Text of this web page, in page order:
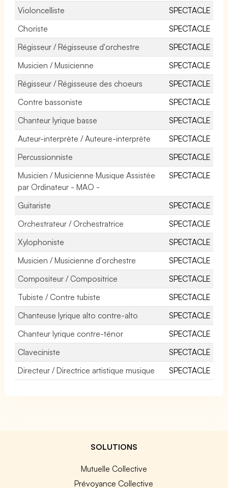
Violoncelliste
SPECTACLE
Choriste
SPECTACLE
Régisseur / Régisseuse d'orchestre
SPECTACLE
Musicien / Musicienne
SPECTACLE
Régisseur / Régisseuse des choeurs
SPECTACLE
Contre bassoniste
SPECTACLE
Chanteur lyrique basse
SPECTACLE
Auteur-interprète / Auteure-interprète
SPECTACLE
Percussionniste
SPECTACLE
Musicien / Musicienne Musique Assistée
par Ordinateur - MAO -
SPECTACLE
Guitariste
SPECTACLE
Orchestrateur / Orchestratrice
SPECTACLE
Xylophoniste
SPECTACLE
Musicien / Musicienne d'orchestre
SPECTACLE
Compositeur / Compositrice
SPECTACLE
Tubiste / Contre tubiste
SPECTACLE
Chanteuse lyrique alto contre-alto
SPECTACLE
Chanteur lyrique contre-ténor
SPECTACLE
Claveciniste
SPECTACLE
Directeur / Directrice artistique musique
SPECTACLE
SOLUTIONS
Mutuelle Collective
Prévoyance Collective